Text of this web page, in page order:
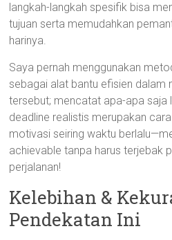
langkah-langkah spesifik bisa
tujuan serta memudahkan
harinya.
Saya pernah menggunakan
sebagai alat bantu efisien dalam
tersebut; mencatat apa-apa saja
deadline realistis merupakan
motivasi seiring waktu
achievable tanpa harus terjebak
perjalanan!
Kelebihan &
Pendekatan Ini